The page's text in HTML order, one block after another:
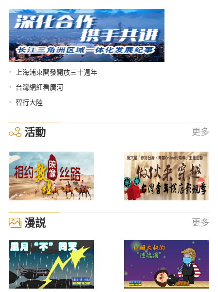
• 上海浦東開發開放三十週年
• 台灣網紅看廣河
• 智行大陸
活動 更多
漫説 更多